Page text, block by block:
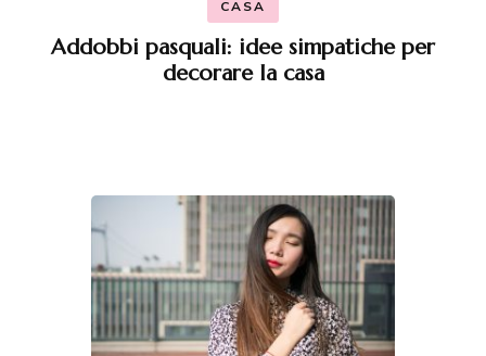
CASA
Addobbi pasquali: idee simpatiche per
decorare la casa